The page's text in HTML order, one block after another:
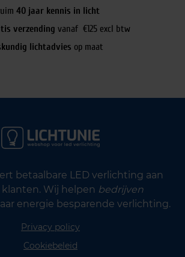
40 jaar kennis in licht
verzending vanaf €125 excl btw
lichtadvies op maat
betaalbare LED verlichting aan
klanten. Wij helpen bedrijven
energie besparende verlichting.
Privacy policy
Cookiebeleid